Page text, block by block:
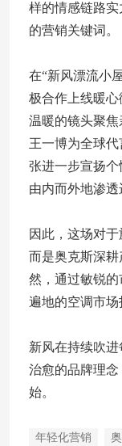
样的情感链路
的营销关键词。
在“新风漂流小
极合作上线暖
温暖的镜头聚焦
王一博为全球
张进一步宣扬
由内而外地渗透
因此，这场对
而是奥克斯深
然，通过敏锐
遍地的空调市场
新风在持续吹
治愈的品牌理
始。
年轻化营销